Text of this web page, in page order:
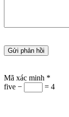
Mã xác minh *
five −
= 4